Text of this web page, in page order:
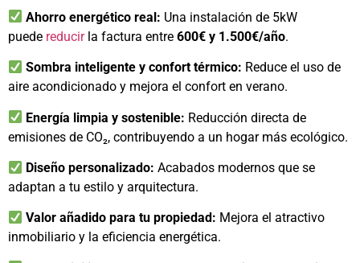
Ahorro energético real: Una instalación de 5kW
puede reducir la factura entre 600€ y 1.500€/año.
Sombra inteligente y confort térmico: Reduce el uso de
aire acondicionado y mejora el confort en verano.
Energía limpia y sostenible: Reducción directa de
emisiones de CO₂, contribuyendo a un hogar más ecológico.
Diseño personalizado: Acabados modernos que se
adaptan a tu estilo y arquitectura.
Valor añadido para tu propiedad: Mejora el atractivo
inmobiliario y la eficiencia energética.